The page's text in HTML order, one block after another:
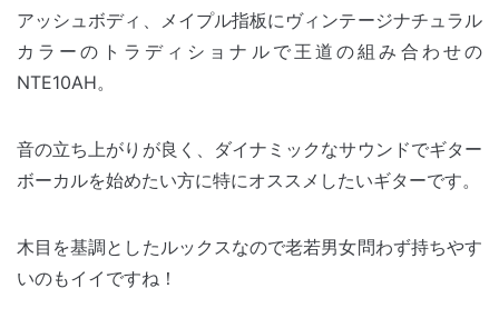
アッシュボディ、メイプル指板にヴィンテージナチュラル
カラーのトラディショナルで王道の組み合わせの
NTE10AH。
音の立ち上がりが良く、ダイナミックなサウンドでギター
ボーカルを始めたい方に特にオススメしたいギターです。
木目を基調としたルックスなので老若男女問わず持ちやす
いのもイイですね！